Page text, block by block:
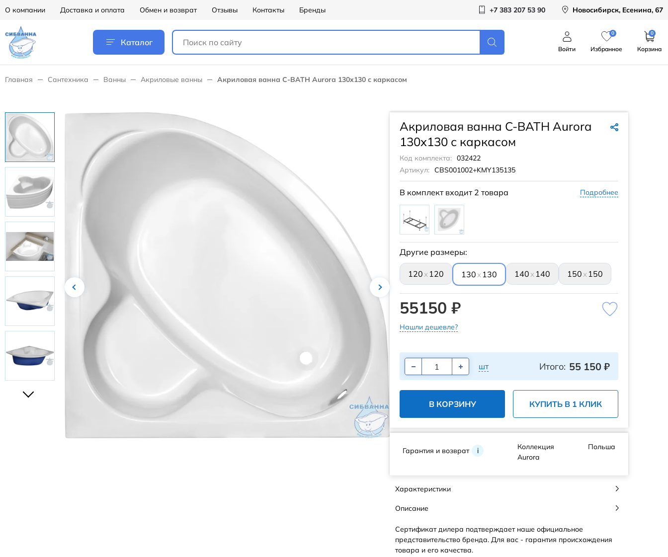
О компании Доставка и оплата Обмен и возврат Отзывы Контакты Бренды +7 383 207 53 90 Новосибирск, Есенина, 67
Каталог
Войти
0
Избранное
0
Корзина
Главная Сантехника Ванны Акриловые ванны Акриловая ванна C-BATH Aurora 130x130 с каркасом
Акриловая ванна C-BATH Aurora
130x130 с каркасом
Код комплекта: 032422
Артикул:
CBS001002+KMY135135
В комплект входит 2 товара Подробнее
Другие размеры:
120 x 120 130 x 130 140 x 140 150 x 150
55150 ₽
Нашли дешевле?
шт Итого: 55 150 ₽
В КОРЗИНУ КУПИТЬ В 1 КЛИК
Гарантия и возврат i
Коллекция
Aurora
Польша
Характеристики
Описание
Сертификат дилера подтверждает наше официальное
представительство бренда. Для вас - гарантия происхождения
товара и его качества.